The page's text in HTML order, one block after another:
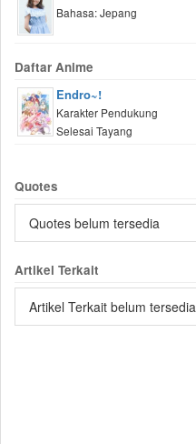
Bahasa: Jepang
Daftar Anime
Endro~!
Karakter Pendukung
Selesai Tayang
Quotes
Quotes belum tersedia
Artikel Terkait
Artikel Terkait belum tersedia